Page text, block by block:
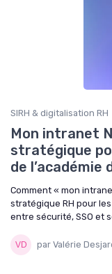
SIRH & digitalisation RH
Mon intranet
stratégique
de l’académie
Comment « mon
stratégique RH pour les
entre sécurité, SSO et
par Valérie